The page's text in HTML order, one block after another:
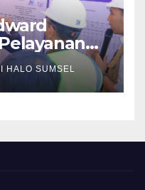
Modern
HALO SUMSEL